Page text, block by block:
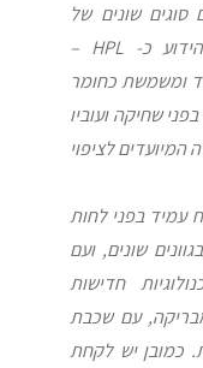
סוגים שונים של
פורמייקה, שהטוב ביניהם הוא הסוג הידוע כ- HPL –
ומשמשת כחומר
שחיקה ועוביו
המיועדים לציפוי
עמיד בפני לחות
שונים, ועם
חדישות
עם שכבת
כמובן יש לקחת